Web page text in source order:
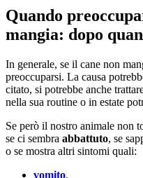
Quando
mangia: dopo
In generale, se il cane non
preoccuparsi. La causa
citato, si potrebbe anche
nella sua routine o in estate
Se però il nostro animale non
se ci sembra abbattuto, se
o se mostra altri sintomi quali:
vomito,